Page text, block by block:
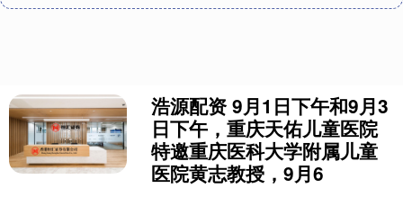
浩源配资 9月1日下午和9月3
日下午，重庆天佑儿童医院
特邀重庆医科大学附属儿童
医院黄志教授，9月6